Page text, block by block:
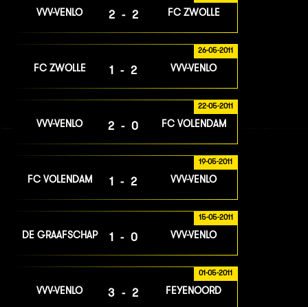
VVV-VENLO 2-2 FC ZWOLLE
26-05-2011
FC ZWOLLE 1-2 VVV-VENLO
22-05-2011
VVV-VENLO 2-0 FC VOLENDAM
19-05-2011
FC VOLENDAM 1-2 VVV-VENLO
15-05-2011
DE GRAAFSCHAP 1-0 VVV-VENLO
01-05-2011
VVV-VENLO 3-2 FEYENOORD